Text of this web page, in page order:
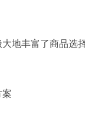
地丰富了商品